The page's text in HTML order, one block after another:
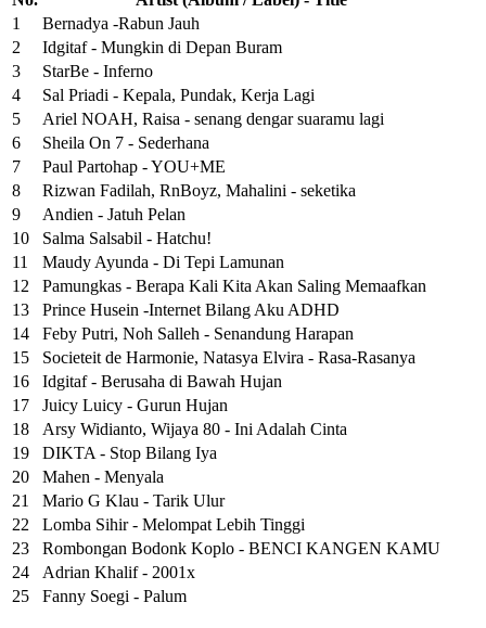
1
Bernadya -Rabun Jauh
2
Idgitaf - Mungkin di Depan Buram
3
StarBe - Inferno
4
Sal Priadi - Kepala, Pundak, Kerja Lagi
5
Ariel NOAH, Raisa - senang dengar suaramu lagi
6
Sheila On 7 - Sederhana
7
Paul Partohap - YOU+ME
8
Rizwan Fadilah, RnBoyz, Mahalini - seketika
9
Andien - Jatuh Pelan
10
Salma Salsabil - Hatchu!
11
Maudy Ayunda - Di Tepi Lamunan
12
Pamungkas - Berapa Kali Kita Akan Saling Memaafkan
13
Prince Husein -Internet Bilang Aku ADHD
14
Feby Putri, Noh Salleh - Senandung Harapan
15
Societeit de Harmonie, Natasya Elvira - Rasa-Rasanya
16
Idgitaf - Berusaha di Bawah Hujan
17
Juicy Luicy - Gurun Hujan
18
Arsy Widianto, Wijaya 80 - Ini Adalah Cinta
19
DIKTA - Stop Bilang Iya
20
Mahen - Menyala
21
Mario G Klau - Tarik Ulur
22
Lomba Sihir - Melompat Lebih Tinggi
23
Rombongan Bodonk Koplo - BENCI KANGEN KAMU
24
Adrian Khalif - 2001x
25
Fanny Soegi - Palum